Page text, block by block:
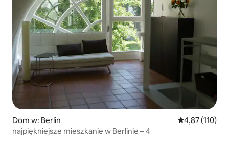
Dom w: Berlin Średnia
4,87 (110)
najpiękniejsze mieszkanie w Berlinie – 4